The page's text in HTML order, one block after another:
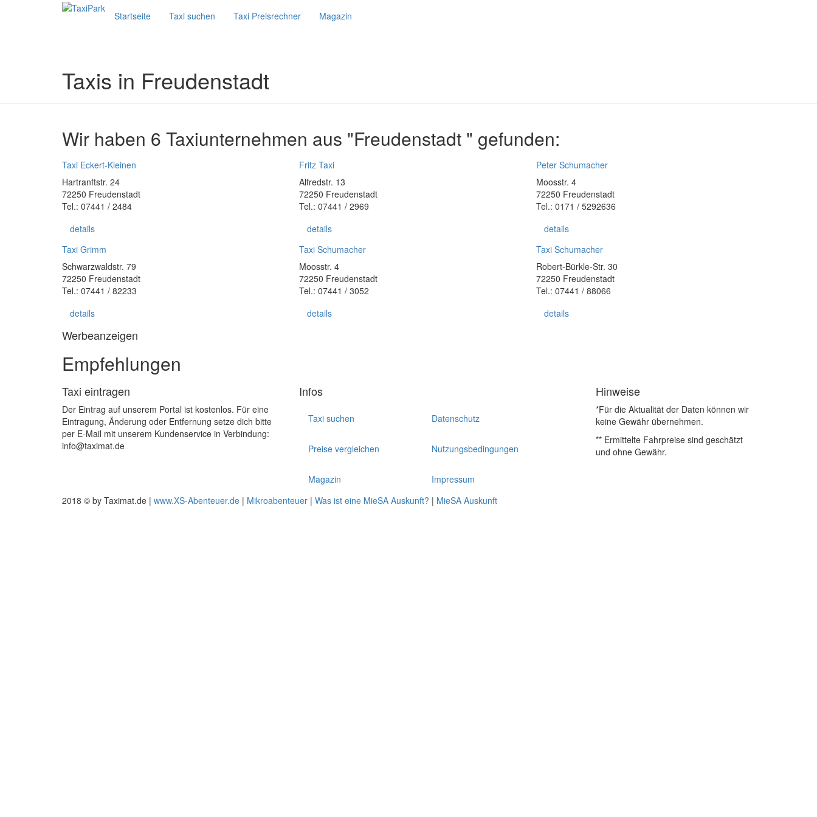
Startseite Taxi suchen Taxi Preisrechner Magazin
Taxis in Freudenstadt
Wir haben 6 Taxiunternehmen aus "Freudenstadt " gefunden:
Taxi Eckert-Kleinen
Hartranftstr. 24
72250 Freudenstadt
Tel.: 07441 / 2484
details
Fritz Taxi
Alfredstr. 13
72250 Freudenstadt
Tel.: 07441 / 2969
details
Peter Schumacher
Moosstr. 4
72250 Freudenstadt
Tel.: 0171 / 5292636
details
Taxi Grimm
Schwarzwaldstr. 79
72250 Freudenstadt
Tel.: 07441 / 82233
details
Taxi Schumacher
Moosstr. 4
72250 Freudenstadt
Tel.: 07441 / 3052
details
Taxi Schumacher
Robert-Bürkle-Str. 30
72250 Freudenstadt
Tel.: 07441 / 88066
details
Werbeanzeigen
Empfehlungen
Taxi eintragen
Der Eintrag auf unserem Portal ist kostenlos. Für eine
Eintragung, Änderung oder Entfernung setze dich bitte
per E-Mail mit unserem Kundenservice in Verbindung:
info@taximat.de
Infos
Taxi suchen
Preise vergleichen
Magazin
Datenschutz
Nutzungsbedingungen
Impressum
Hinweise
*Für die Aktualität der Daten können wir
keine Gewähr übernehmen.
** Ermittelte Fahrpreise sind geschätzt
und ohne Gewähr.
2018 © by Taximat.de | www.XS-Abenteuer.de | Mikroabenteuer | Was ist eine MieSA Auskunft? | MieSA Auskunft